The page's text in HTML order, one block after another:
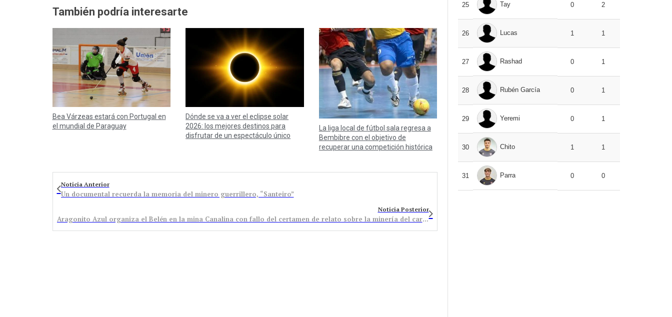
También podría interesarte
Bea Várzeas estará con Portugal en
el mundial de Paraguay
Dónde se va a ver el eclipse solar
2026: los mejores destinos para
disfrutar de un espectáculo único
La liga local de fútbol sala regresa a
Bembibre con el objetivo de
recuperar una competición histórica
Noticia Anterior
Un documental recuerda la memoria del minero guerrillero, “Santeiro”
Noticia Posterior
Aragonito Azul organiza el Belén en la mina Canalina con fallo del certamen de relato sobre la minería del carbón
25 Tay 0 2
26 Lucas 1 1
27 Rashad 0 1
28 Rubén García 0 1
29 Yeremi 0 1
30 Chito 1 1
31 Parra 0 0